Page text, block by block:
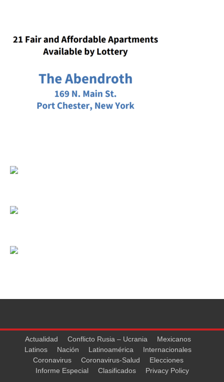
Actualidad Conflicto Rusia – Ucrania
Mexicanos
Latinos
Nación Latinoamérica
Internacionales
Coronavirus
Coronavirus-Salud
Elecciones
Informe Especial
Clasificados Privacy Policy